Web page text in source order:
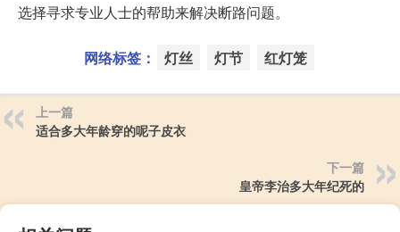
选择寻求专业人士的帮助来解决断路问题。
网络标签： 灯丝 灯节 红灯笼
上一篇
适合多大年龄穿的呢子皮衣
下一篇
皇帝李治多大年纪死的